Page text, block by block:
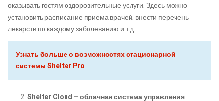
оказывать гостям оздоровительные услуги. Здесь можно
установить расписание приема врачей, внести перечень
лекарств по каждому заболеванию и т.д.
Узнать больше о возможностях стационарной
системы Shelter Pro
Shelter Cloud – облачная система управления